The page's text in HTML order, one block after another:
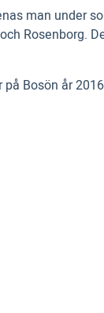
man under
Rosenborg.
Bosön år